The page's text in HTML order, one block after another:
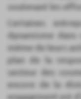
soutenant les
Certaines
dynamisme
même de leurs
plan de la
secteur des
encore de la
engagement est